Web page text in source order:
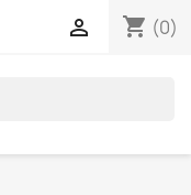
shopping_cart (0)
